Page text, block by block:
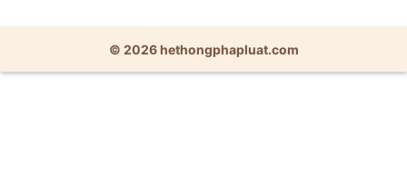
© 2026 hethongphapluat.com